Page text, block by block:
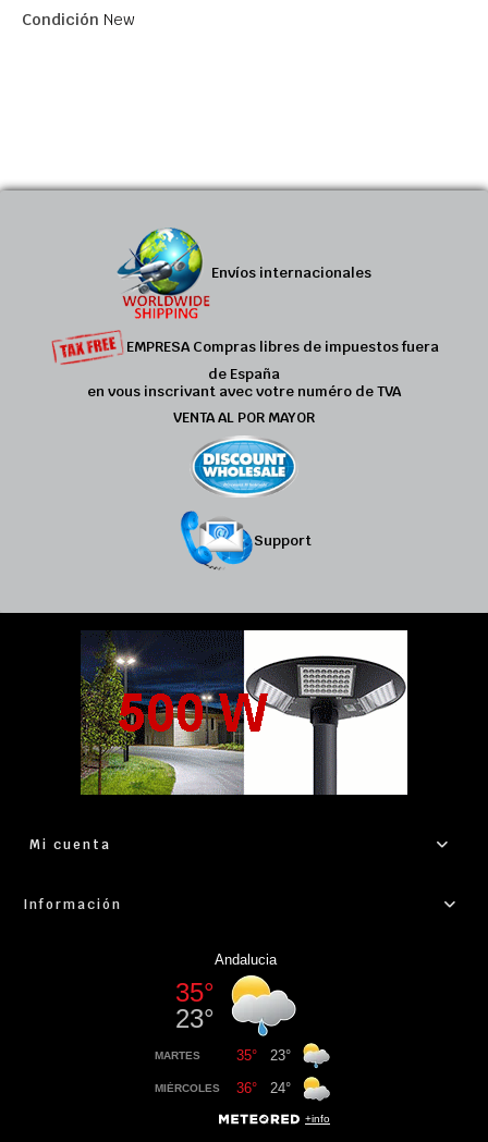
Condición New
Envíos internacionales
EMPRESA Compras libres de impuestos fuera
de España
en vous inscrivant avec votre numéro de TVA
VENTA AL POR MAYOR
Support
Mi cuenta
Información